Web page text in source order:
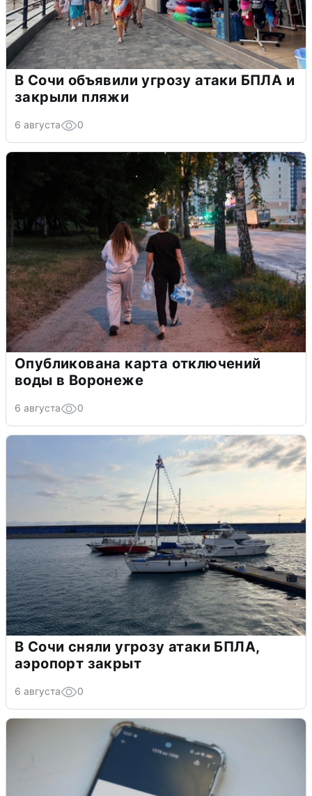
В Сочи объявили угрозу атаки БПЛА и
закрыли пляжи
6 августа 0
Опубликована карта отключений
воды в Воронеже
6 августа 0
В Сочи сняли угрозу атаки БПЛА,
аэропорт закрыт
6 августа 0